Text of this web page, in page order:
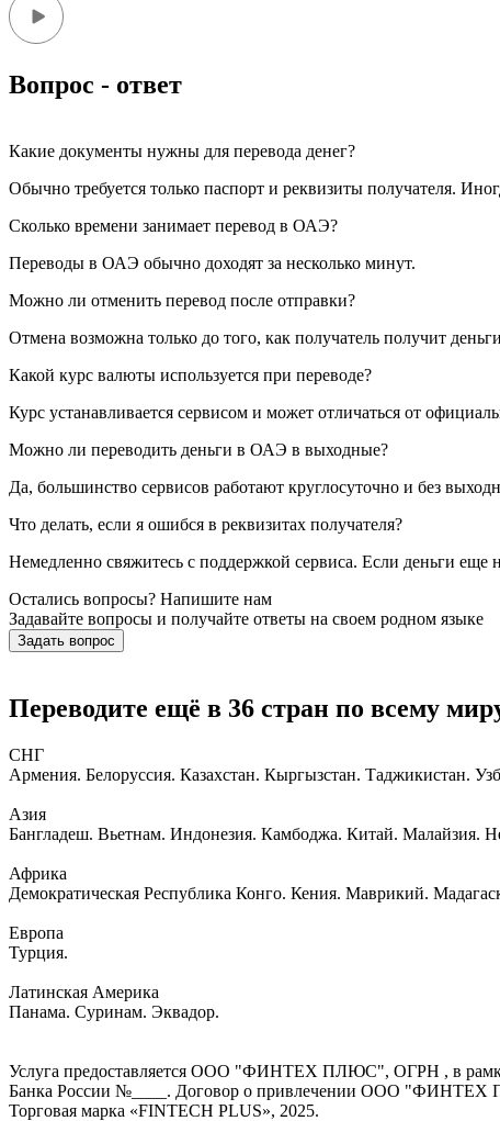
Вопрос - ответ
Какие документы нужны для перевода денег?
Обычно требуется только паспорт и реквизиты получателя.
Сколько времени занимает перевод в ОАЭ?
Переводы в ОАЭ обычно доходят за несколько минут.
Можно ли отменить перевод после отправки?
Отмена возможна только до того, как получатель получит
Какой курс валюты используется при переводе?
Курс устанавливается сервисом и может отличаться от
Можно ли переводить деньги в ОАЭ в выходные?
Да, большинство сервисов работают круглосуточно и без
Что делать, если я ошибся в реквизитах получателя?
Немедленно свяжитесь с поддержкой сервиса. Если деньги
Остались вопросы? Напишите нам
Задавайте вопросы и получайте ответы на своем родном языке
Задать вопрос
Переводите ещё в 36 стран по всему
СНГ
Армения. Белоруссия. Казахстан. Кыргызстан. Таджикистан.
Азия
Бангладеш. Вьетнам. Индонезия. Камбоджа. Китай.
Африка
Демократическая Республика Конго. Кения. Маврикий.
Европа
Турция.
Латинская Америка
Панама. Суринам. Эквадор.
Услуга предоставляется ООО "ФИНТЕХ ПЛЮС", ОГРН , в рамках
Банка России №____. Договор о привлечении ООО "ФИНТЕХ
Торговая марка «FINTECH PLUS», 2025.